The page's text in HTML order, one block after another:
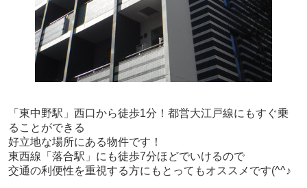
「東中野駅」西口から徒歩1分！都営大江戸線にもすぐ乗
ることができる
好立地な場所にある物件です！
東西線「落合駅」にも徒歩7分ほどでいけるので
交通の利便性を重視する方にもとってもオススメです(^^♪